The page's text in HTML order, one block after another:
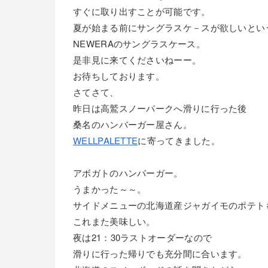
すぐに取り出すことが可能です。
夏が始まる前にサングラスケ－スが欲しいとい
NEWERAのサングラスケース。
是非見に来てくださいねーー。
お待ちしております。
さてさて、
昨日は高鷲スノーパークへ滑りに行った後
桑名のハンバーガー屋さん。
WELLPALETTEに寄ってきました。
アボガトのハンバーガー。
うまかった～～。
サイドメニューの北海道産ジャガイモのポテト
これまた美味しい。
夜は21：30ラストオーダーなので
滑りに行った帰りでも充分間に合います。